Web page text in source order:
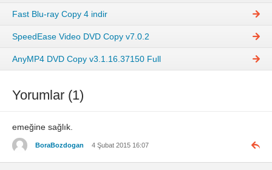
Fast Blu-ray Copy 4 indir
SpeedEase Video DVD Copy v7.0.2
AnyMP4 DVD Copy v3.1.16.37150 Full
Yorumlar (1)
emeğine sağlık.
BoraBozdogan 4 Şubat 2015 16:07